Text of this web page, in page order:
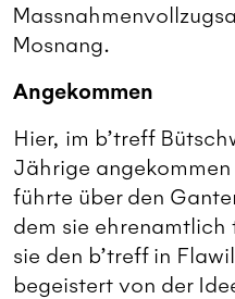
Mosnang.
Angekommen
Hier, im b’treff
Jährige angekommen
führte über den
dem sie
sie den b’treff in
begeistert von der